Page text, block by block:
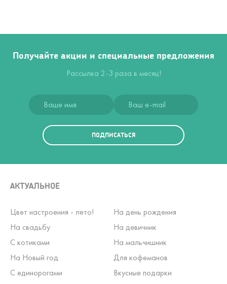
Получайте акции и специальные предложения
Рассылка 2-3 раза в месяц!
ПОДПИСАТЬСЯ
АКТУАЛЬНОЕ
Цвет настроения - лето!
На день рождения
На свадьбу
На девичник
С котиками
На мальчишник
На Новый год
Для кофеманов
С единорогами
Вкусные подарки